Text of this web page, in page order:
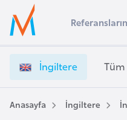
Ülke Seçimi
Başvuru yapmak istediğiniz ülkeyi
Üye
Girişi
n
i
l
İngiltere
Anasayfa İngiltere
s
t
r
a